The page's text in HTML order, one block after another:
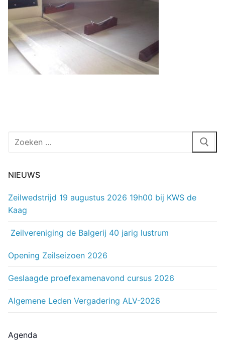
Zoeken
NIEUWS
Zeilwedstrijd 19 augustus 2026 19h00 bij KWS de
Kaag
Zeilvereniging de Balgerij 40 jarig lustrum
Opening Zeilseizoen 2026
Geslaagde proefexamenavond cursus 2026
Algemene Leden Vergadering ALV-2026
Agenda